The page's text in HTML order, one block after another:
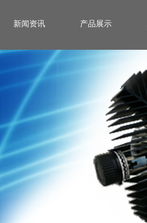
新闻资讯 产品展示